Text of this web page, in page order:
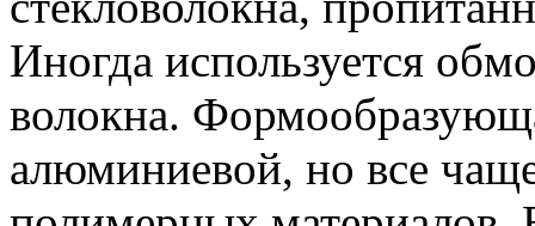
Иногда используется
волокна.
алюминиевой, но все чаще